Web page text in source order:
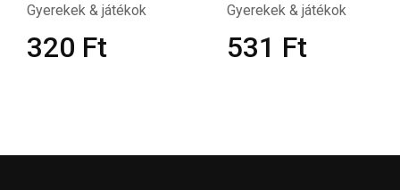
Gyerekek & játékok
320 Ft
Gyerekek & játékok
531 Ft